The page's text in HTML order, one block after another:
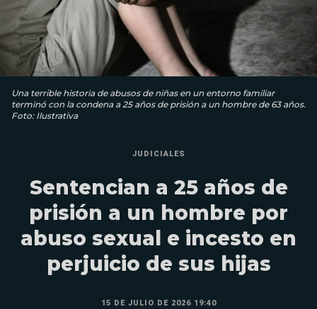
Una terrible historia de abusos de niñas en un entorno familiar
terminó con la condena a 25 años de prisión a un hombre de 63 años.
Foto: Ilustrativa
JUDICIALES
Sentencian a 25 años de
prisión a un hombre por
abuso sexual e incesto en
perjuicio de sus hijas
15 DE JULIO DE 2026 19:40